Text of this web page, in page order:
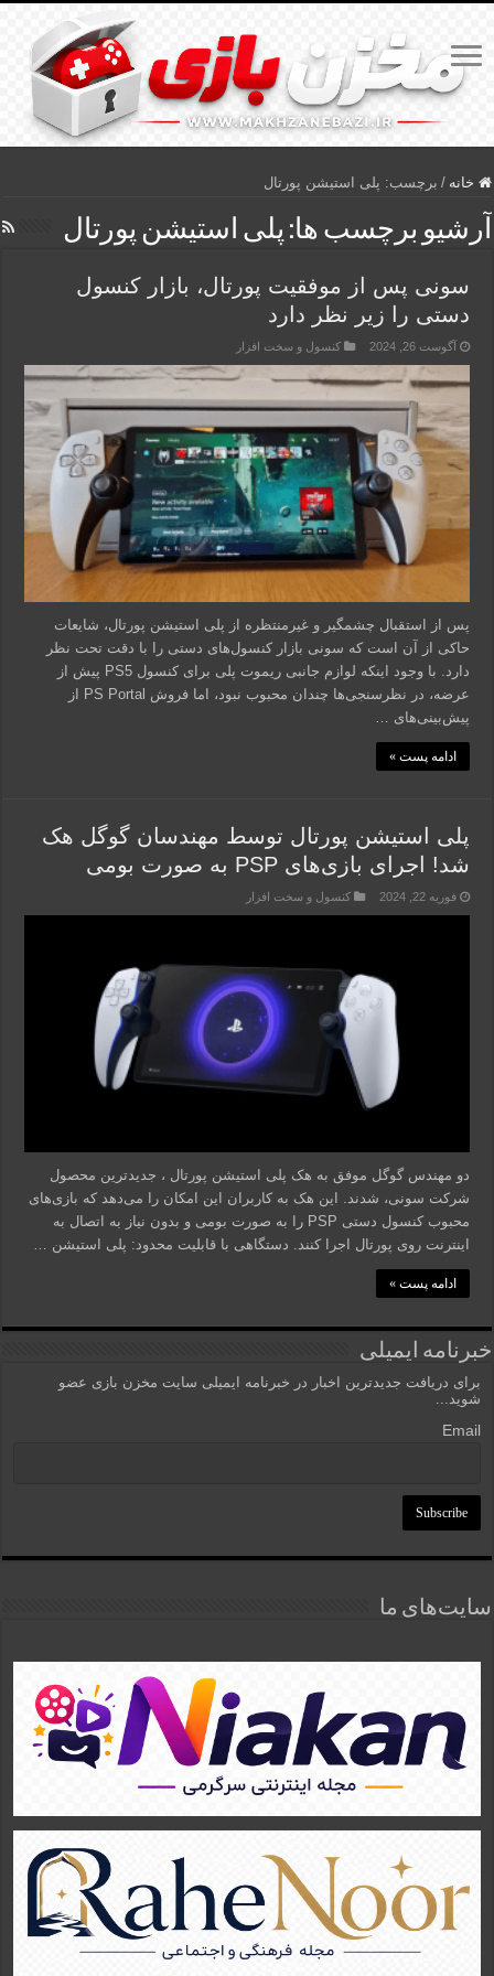
خانه / برچسب: پلی استیشن پورتال
آرشیو برچسب ها:پلی استیشن پورتال
سونی پس از موفقیت پورتال، بازار کنسول‌
دستی را زیر نظر دارد
آگوست 26, 2024 کنسول و سخت افزار
پس از استقبال چشمگیر و غیرمنتظره از پلی استیشن پورتال، شایعات
حاکی از آن است که سونی بازار کنسول‌های دستی را با دقت تحت نظر
دارد. با وجود اینکه لوازم جانبی ریموت پلی برای کنسول PS5 پیش از
عرضه، در نظرسنجی‌ها چندان محبوب نبود، اما فروش PS Portal از
پیش‌بینی‌های …
ادامه پست »
پلی استیشن پورتال توسط مهندسان گوگل هک
شد! اجرای بازی‌های PSP به صورت بومی
فوریه 22, 2024 کنسول و سخت افزار
دو مهندس گوگل موفق به هک پلی استیشن پورتال ، جدیدترین محصول
شرکت سونی، شدند. این هک به کاربران این امکان را می‌دهد که بازی‌های
محبوب کنسول دستی PSP را به صورت بومی و بدون نیاز به اتصال به
اینترنت روی پورتال اجرا کنند. دستگاهی با قابلیت محدود: پلی استیشن …
ادامه پست »
خبرنامه ایمیلی
برای دریافت جدیدترین اخبار در خبرنامه ایمیلی سایت مخزن بازی عضو
شوید...
Email
سایت‌های ما